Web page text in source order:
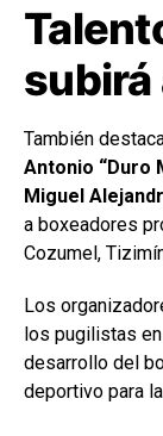
subirá
También
Antonio “Duro
Miguel
a boxeadores
Cozumel,
Los
los pugilistas
desarrollo del
deportivo para